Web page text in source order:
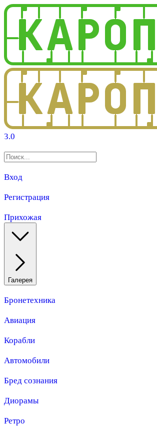
3.0
Вход
Регистрация
Прихожая
Галерея
Бронетехника
Авиация
Корабли
Автомобили
Бред сознания
Диорамы
Ретро